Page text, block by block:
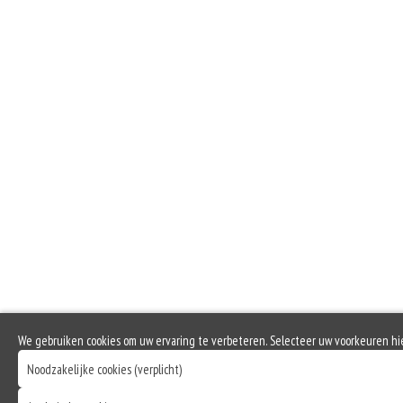
We gebruiken cookies om uw ervaring te verbeteren. Selecteer uw voorkeuren
Noodzakelijke cookies (verplicht)